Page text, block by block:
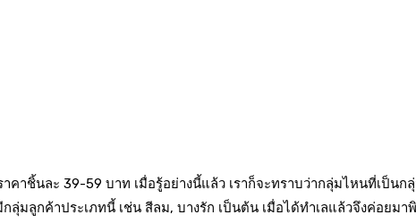
าชิ้นละ 39-59 บาท เมื่อรู้อย่างนี้แล้ว เราก็จะทราบว่ากลุ่มไหนที่เป็นก
ลูกค้าประเภทนี้ เช่น สีลม, บางรัก เป็นต้น เมื่อได้ทำเลแล้วจึงค่อยมา